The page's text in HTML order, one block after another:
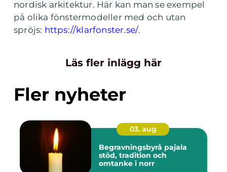
nordisk arkitektur. Här kan man se exempel
på olika fönstermodeller med och utan
spröjs: https://klarfonster.se/.
Läs fler inlägg här
Fler nyheter
03. aug
Begravningsbyrå pajala
stöd, tradition och
omtanke i norr